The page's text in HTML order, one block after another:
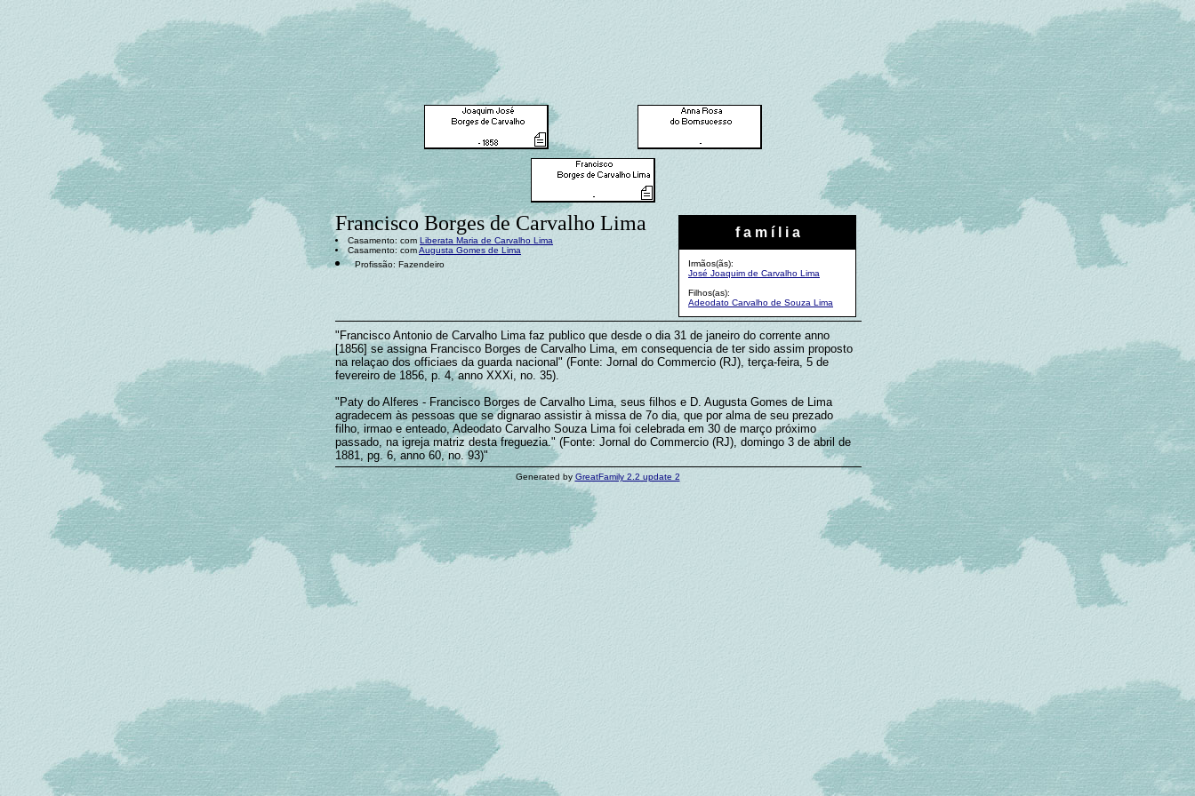
f a m í l i a
Irmãos(ãs):
José Joaquim de Carvalho Lima
Filhos(as):
Adeodato Carvalho de Souza Lima
Francisco Borges de Carvalho Lima
Casamento: com Liberata Maria de Carvalho Lima
Casamento: comAugusta Gomes de Lima
Profissão: Fazendeiro
"Francisco Antonio de Carvalho Lima faz publico que desde o dia 31 de janeiro do corrente anno
[1856] se assigna Francisco Borges de Carvalho Lima, em consequencia de ter sido assim proposto
na relaçao dos officiaes da guarda nacional" (Fonte: Jornal do Commercio (RJ), terça-feira, 5 de
fevereiro de 1856, p. 4, anno XXXi, no. 35).
"Paty do Alferes - Francisco Borges de Carvalho Lima, seus filhos e D. Augusta Gomes de Lima
agradecem às pessoas que se dignarao assistir à missa de 7o dia, que por alma de seu prezado
filho, irmao e enteado, Adeodato Carvalho Souza Lima foi celebrada em 30 de março próximo
passado, na igreja matriz desta freguezia." (Fonte: Jornal do Commercio (RJ), domingo 3 de abril de
1881, pg. 6, anno 60, no. 93)"
Generated by GreatFamily 2.2 update 2